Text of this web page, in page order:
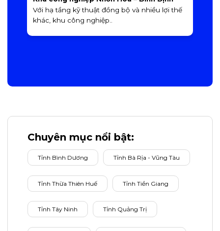
Với hạ tầng kỹ thuật đồng bộ và nhiều lợi thế
khác, khu công nghiệp..
Chuyên mục nổi bật:
Tỉnh Bình Dương Tỉnh Bà Rịa - Vũng Tàu
Tỉnh Thừa Thiên Huế Tỉnh Tiền Giang
Tỉnh Tây Ninh Tỉnh Quảng Trị